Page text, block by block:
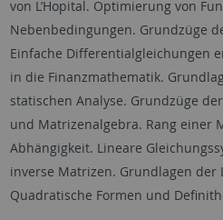
von L’Hopital. Optimierung von
Nebenbedingungen. Grundzüge
Einfache Differentialgleichungen
in die Finanzmathematik.
statischen Analyse. Grundzüge
und Matrizenalgebra. Rang einer
Abhängigkeit. Lineare
inverse Matrizen. Grundlagen der
Quadratische Formen und